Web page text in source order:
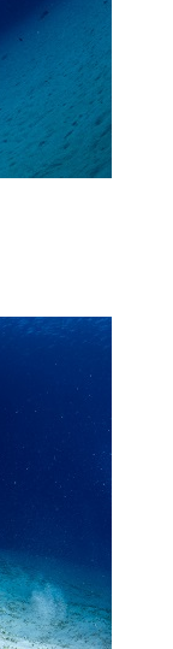
ださい。
ラの行動や、
ます。そして
っても、当ツ
さい。